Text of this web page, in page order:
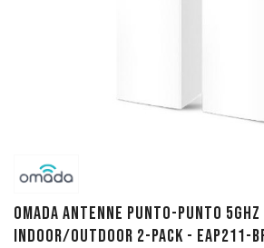
Omada Antenne punto-punto 5GHz
Indoor/Outdoor 2-pack - EAP211-